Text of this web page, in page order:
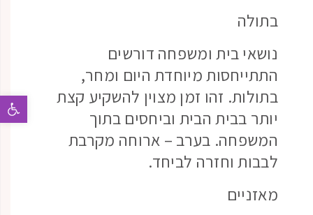
בתולה
נושאי בית ומשפחה דורשים
התתייחסות מיוחדת היום ומחר,
בתולות. זהו זמן מצוין להשקיע קצת
יותר בבית הבית וביחסים בתוך
המשפחה. בערב – ארוחה מקרבת
לבבות וחזרה לביחד.
מאזניים